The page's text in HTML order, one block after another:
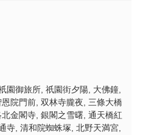
園御旅所, 祇園街夕陽, 大佛鐘,
院門前, 双林寺朧夜, 三條大橋
金閣寺, 銀閣之雪曙, 通天橋紅
寺, 清和院蜘蛛塚, 北野天満宮,